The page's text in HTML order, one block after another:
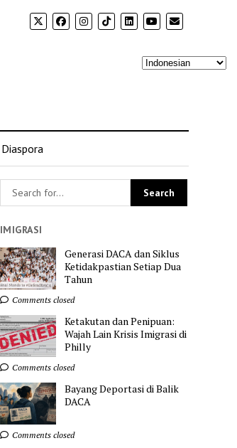
Diaspora
IMIGRASI
Generasi DACA dan Siklus
Ketidakpastian Setiap Dua
Tahun
Comments closed
Ketakutan dan Penipuan:
Wajah Lain Krisis Imigrasi di
Philly
Comments closed
Bayang Deportasi di Balik
DACA
Comments closed